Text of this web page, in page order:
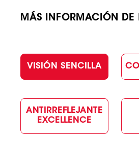
MÁS INFORMACIÓN DE
VISIÓN SENCILLA
ANTIRREFLEJANTE
EXCELLENCE